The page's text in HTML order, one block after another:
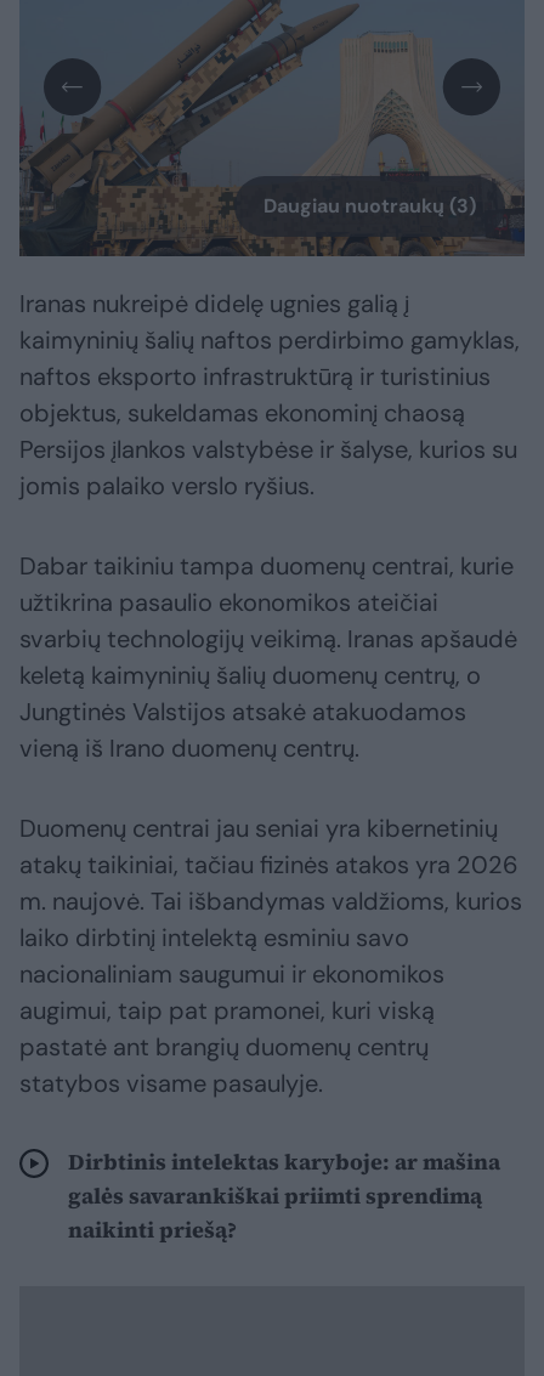
Daugiau nuotraukų (3)
Iranas nukreipė didelę ugnies galią į
kaimyninių šalių naftos perdirbimo gamyklas,
naftos eksporto infrastruktūrą ir turistinius
objektus, sukeldamas ekonominį chaosą
Persijos įlankos valstybėse ir šalyse, kurios su
jomis palaiko verslo ryšius.
Dabar taikiniu tampa duomenų centrai, kurie
užtikrina pasaulio ekonomikos ateičiai
svarbių technologijų veikimą. Iranas apšaudė
keletą kaimyninių šalių duomenų centrų, o
Jungtinės Valstijos atsakė atakuodamos
vieną iš Irano duomenų centrų.
Duomenų centrai jau seniai yra kibernetinių
atakų taikiniai, tačiau fizinės atakos yra 2026
m. naujovė. Tai išbandymas valdžioms, kurios
laiko dirbtinį intelektą esminiu savo
nacionaliniam saugumui ir ekonomikos
augimui, taip pat pramonei, kuri viską
pastatė ant brangių duomenų centrų
statybos visame pasaulyje.
Dirbtinis intelektas karyboje: ar mašina
galės savarankiškai priimti sprendimą
naikinti priešą?